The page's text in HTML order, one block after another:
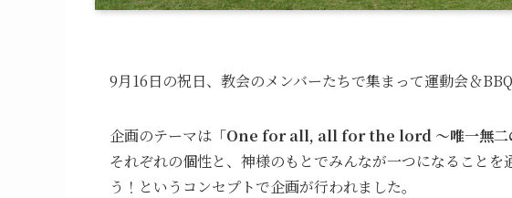
9月16日の祝日、教会のメンバーたちで集まって運動会＆
企画のテーマは 「One for all, all for the lord ～唯一無二
それぞれの個性と、神様のもとでみんなが一つになること
う！というコンセプトで企画が行われました。